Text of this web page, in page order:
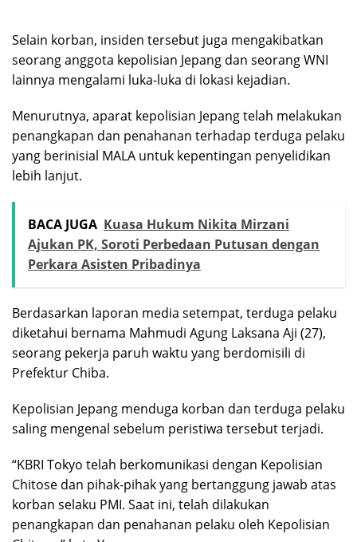
Selain korban, insiden tersebut juga mengakibatkan
seorang anggota kepolisian Jepang dan seorang WNI
lainnya mengalami luka-luka di lokasi kejadian.
Menurutnya, aparat kepolisian Jepang telah melakukan
penangkapan dan penahanan terhadap terduga pelaku
yang berinisial MALA untuk kepentingan penyelidikan
lebih lanjut.
BACA JUGA Kuasa Hukum Nikita Mirzani
Ajukan PK, Soroti Perbedaan Putusan dengan
Perkara Asisten Pribadinya
Berdasarkan laporan media setempat, terduga pelaku
diketahui bernama Mahmudi Agung Laksana Aji (27),
seorang pekerja paruh waktu yang berdomisili di
Prefektur Chiba.
Kepolisian Jepang menduga korban dan terduga pelaku
saling mengenal sebelum peristiwa tersebut terjadi.
“KBRI Tokyo telah berkomunikasi dengan Kepolisian
Chitose dan pihak-pihak yang bertanggung jawab atas
korban selaku PMI. Saat ini, telah dilakukan
penangkapan dan penahanan pelaku oleh Kepolisian